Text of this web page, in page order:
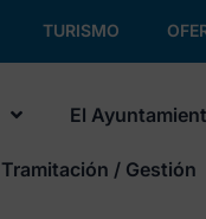
TURISMO
El
Tramitación / Gestión